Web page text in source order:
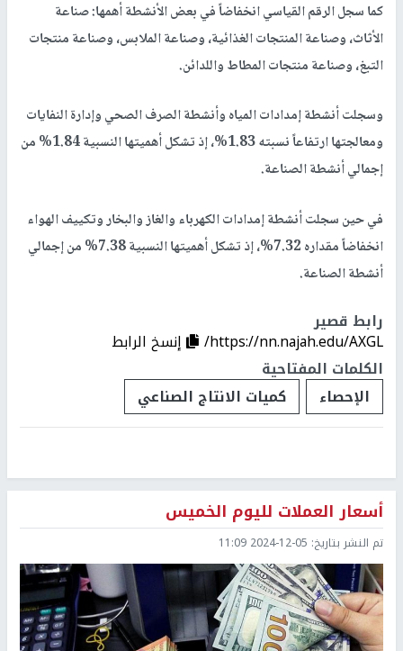
كما سجل الرقم القياسي انخفاضاً في بعض الأنشطة أهمها: صناعة
الأثاث، وصناعة المنتجات الغذائية، وصناعة الملابس، وصناعة منتجات
التبغ، وصناعة منتجات المطاط واللدائن.
وسجلت أنشطة إمدادات المياه وأنشطة الصرف الصحي وإدارة النفايات
ومعالجتها ارتفاعاً نسبته 1.83%، إذ تشكل أهميتها النسبية 1.84% من
إجمالي أنشطة الصناعة.
في حين سجلت أنشطة إمدادات الكهرباء والغاز والبخار وتكييف الهواء
انخفاضاً مقداره 7.32%، إذ تشكل أهميتها النسبية 7.38% من إجمالي
أنشطة الصناعة.
رابط قصير
https://nn.najah.edu/AXGL/
إنسخ الرابط
الكلمات المفتاحية
الإحصاء
كميات الانتاج الصناعي
أسعار العملات لليوم الخميس
تم النشر بتاريخ: 2024-12-05 11:09